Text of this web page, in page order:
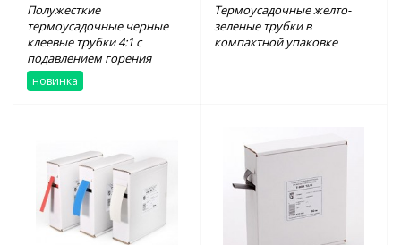
Полужесткие
термоусадочные черные
клеевые трубки 4:1 с
подавлением горения
новинка
Термоусадочные желто-
зеленые трубки в
компактной упаковке